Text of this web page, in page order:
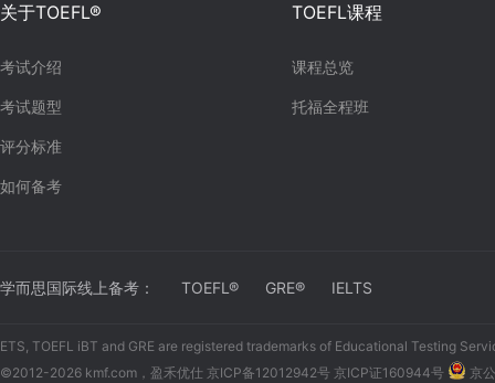
关于TOEFL®
考试介绍
考试题型
评分标准
如何备考
TOEFL课程
课程总览
托福全程班
学而思国际线上备考： TOEFL® GRE® IELTS
ETS, TOEFL iBT and GRE are registered trademarks of Educational Testing
©2012-2026 kmf.com，盈禾优仕 京ICP备12012942号 京ICP证160944号
京